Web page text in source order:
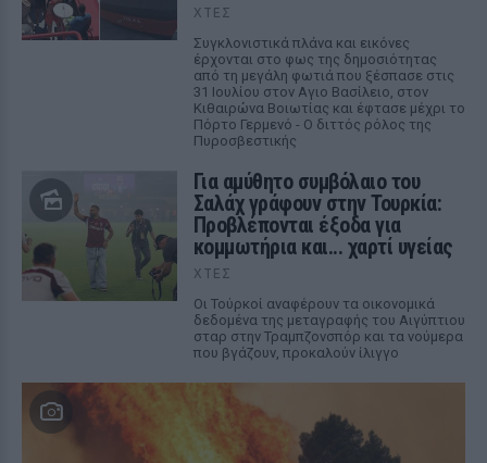
ΧΤΕΣ
Συγκλονιστικά πλάνα και εικόνες
έρχονται στο φως της δημοσιότητας
από τη μεγάλη φωτιά που ξέσπασε στις
31 Ιουλίου στον Αγιο Βασίλειο, στον
Κιθαιρώνα Βοιωτίας και έφτασε μέχρι το
Πόρτο Γερμενό - Ο διττός ρόλος της
Πυροσβεστικής
Για αμύθητο συμβόλαιο του
Σαλάχ γράφουν στην Τουρκία:
Προβλέπονται έξοδα για
κομμωτήρια και... χαρτί υγείας
ΧΤΕΣ
Οι Τούρκοί αναφέρουν τα οικονομικά
δεδομένα της μεταγραφής του Αιγύπτιου
σταρ στην Τραμπζονσπόρ και τα νούμερα
που βγάζουν, προκαλούν ίλιγγο